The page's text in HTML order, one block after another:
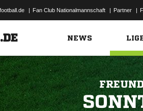
| Fan Club Nationalmannschaft | Partner |
NEWS